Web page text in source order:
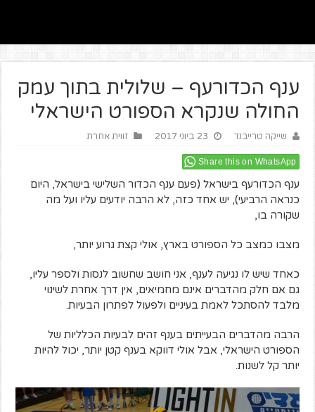
ענף הכדורעף – שלולית בתוך עמק
החולה שנקרא הספורט הישראלי
שייקה טרייבנד 23 ביוני 2017 זווית אחרת
Share this on WhatsApp
ענף הכדורעף בישראל (פעם ענף הכדור השלישי בישראל, היום
כנראה הרביעי), יש אחד כזה, לא הרבה יודעים עליו ועל מה
שקורה בו,
מצבו כמצב כל הספורט בארץ, אולי קצת גרוע יותר,
כאחד שיש לו נגיעה לענף, אני חושב שחשוב לנסות ולספר עליו,
גם אם חלק מהדברים אינם מחמיאים, אין דרך אחרת לשינוי
מלבד להסתכל לאמת בעיניים ולפעול לפתרון הבעיות.
הרבה מהדברים הבעייתים בענף זהים לבעיות הכלליות של
הספורט הישראלי, אבל אולי דווקא בענף קטן יותר, יכול להיות
יותר קל לשנות.